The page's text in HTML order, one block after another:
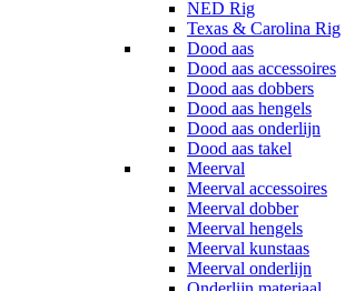
NED Rig
Texas & Carolina Rig
Dood aas
Dood aas accessoires
Dood aas dobbers
Dood aas hengels
Dood aas onderlijn
Dood aas takel
Meerval
Meerval accessoires
Meerval dobber
Meerval hengels
Meerval kunstaas
Meerval onderlijn